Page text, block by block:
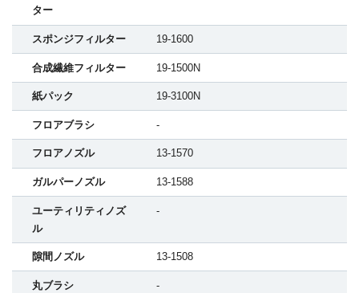
ター
スポンジフィルター 19-1600
合成繊維フィルター 19-1500N
紙パック 19-3100N
フロアブラシ -
フロアノズル 13-1570
ガルパーノズル 13-1588
ユーティリティノズ
ル
-
隙間ノズル 13-1508
丸ブラシ -